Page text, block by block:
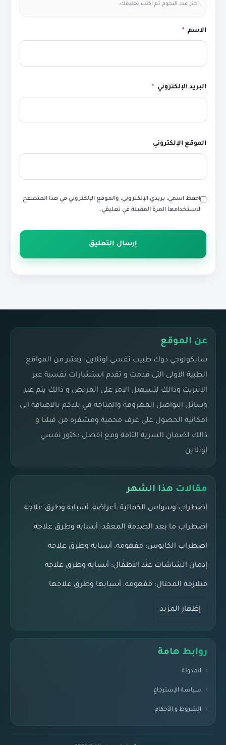
اختر عدد النجوم ثم اكتب تعليقك.
الاسم *
البريد الإلكتروني *
الموقع الإلكتروني
احفظ اسمي، بريدي الإلكتروني، والموقع الإلكتروني في هذا المتصفح
لاستخدامها المرة المقبلة في تعليقي.
عن الموقع
سايكولوجي دوك طبيب نفسي اونلاين: يعتبر من المواقع
الطبية الاولى التي قدمت و تقدم استشارات نفسية عبر
الانترنت وذالك لتسهيل الامر على المريض و ذالك يتم عبر
وسائل التواصل المعروفة والمتاحة في بلدكم بالاضافة الى
امكانية الحصول على غرف محمية ومشفره من قبلنا و
ذالك لضمان السرية التامة ومع افضل دكتور نفسي
اونلاين
مقالات هذا الشهر
اضطراب وسواس الكمالية: أعراضه، أسبابه وطرق علاجه
اضطراب ما بعد الصدمة المعقد: أسبابه وطرق علاجه
اضطراب الكابوس: مفهومه، أسبابه وطرق علاجه
إدمان الشاشات عند الأطفال: أسبابه وطرق علاجه
متلازمة المحتال: مفهومه، أسبابها وطرق علاجها
إظهار المزيد
روابط هامة
المدونة
سياسة الإسترجاع
الشروط و الأحكام